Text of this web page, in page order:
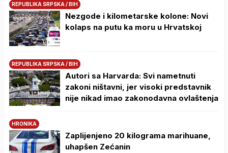
REPUBLIKA SRPSKA / BIH
Nezgode i kilometarske kolone: Novi
kolaps na putu ka moru u Hrvatskoj
REPUBLIKA SRPSKA / BIH
Autori sa Harvarda: Svi nametnuti
zakoni ništavni, jer visoki predstavnik
nije nikad imao zakonodavna ovlaštenja
HRONIKA
Zaplijenjeno 20 kilograma marihuane,
uhapšen Zećanin